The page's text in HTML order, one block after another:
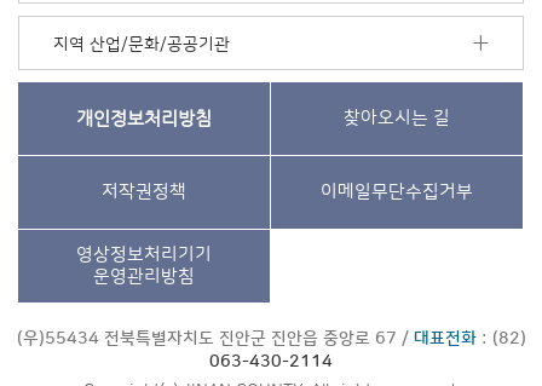
지역 산업/문화/공공기관
개인정보처리방침 찾아오시는 길
저작권정책 이메일무단수집거부
영상정보처리기기
운영관리방침
(우)55434 전북특별자치도 진안군 진안읍 중앙로 67 / 대표전화: (82)
063-430-2114